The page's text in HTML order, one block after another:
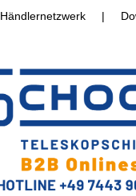
Händlernetzwerk |